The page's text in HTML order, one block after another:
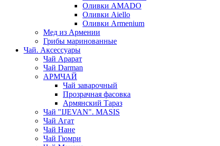
Оливки AMADO
Оливки Aiello
Оливки Armenium
Мед из Армении
Грибы маринованные
Чай. Аксессуары
Чай Арарат
Чай Darman
АРМЧАЙ
Чай заварочный
Прозрачная фасовка
Армянский Тараз
Чай "IJEVAN". MASIS
Чай Агат
Чай Нане
Чай Гюмри